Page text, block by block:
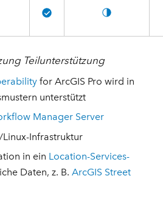
Teilunterstützung
for ArcGIS Pro wird in
unterstützt
Manager Server
Infrastruktur
in ein Location-Services-
Daten, z. B. ArcGIS Street